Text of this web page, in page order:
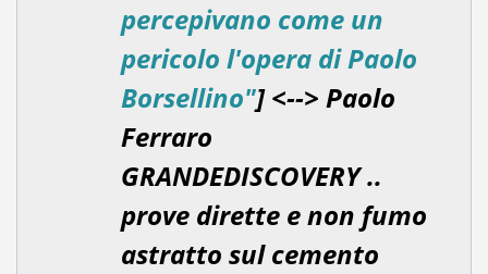
percepivano come un
pericolo l'opera di Paolo
Borsellino"] <--> Paolo
Ferraro
GRANDEDISCOVERY ..
prove dirette e non fumo
astratto sul cemento